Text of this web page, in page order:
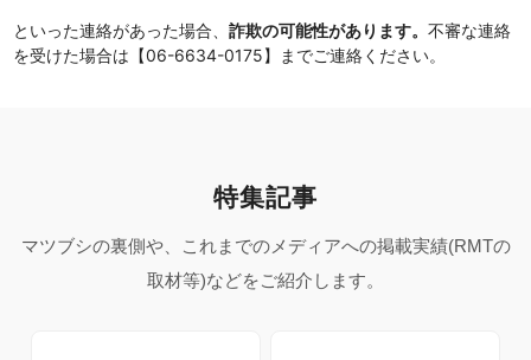
といった連絡があった場合、 詐欺の可能性があります。 不審な連絡
を受けた場合は【06-6634-0175】までご連絡ください。
特集記事
マツブシの裏側や、これまでのメディアへの掲載実績(RMTの
取材等)などをご紹介します。